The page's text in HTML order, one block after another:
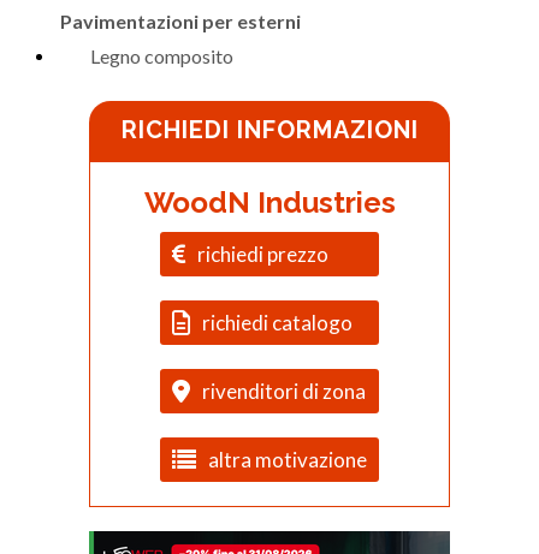
Pavimentazioni per esterni
Legno composito
RICHIEDI INFORMAZIONI
WoodN Industries
richiedi prezzo
richiedi catalogo
rivenditori di zona
altra motivazione